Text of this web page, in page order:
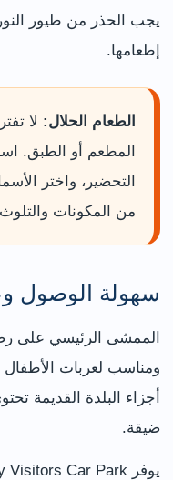
يجب الحذر من طيور
إطعامها.
الطعام الحلال: لا
المطعم أو الطبق.
التحضير، واختر
من المكونات والتلوث
سهولة الوصول
الممشى الرئيسي على
ومناسب لعربات
أجزاء البلدة القديمة
ضيقة.